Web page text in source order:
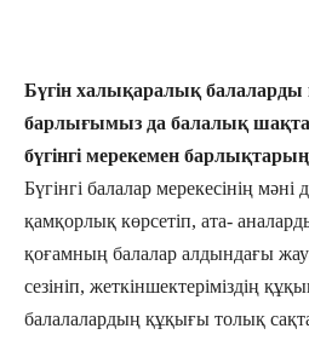
Бүгін халықаралық балаларды
барлығымыз да балалық
бүгінгі мерекемен
Бүгінгі балалар мерекесінің
қамқорлық көрсетіп, ата-
қоғамның балалар алдындағы
сезініп, жеткіншектеріміздің
балалалардың құқығы толық